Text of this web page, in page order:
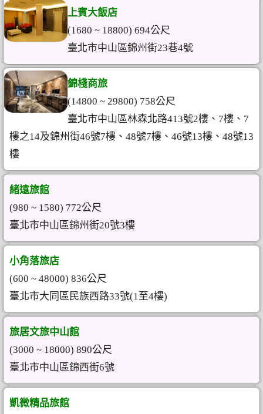
上賓大飯店
(1680 ~ 18800) 694公尺
臺北市中山區錦州街23巷4號
錦棧商旅
(14800 ~ 29800) 758公尺
臺北市中山區林森北路413號2樓、7樓、7
樓之14及錦州街46號7樓、48號7樓、46號13樓、48號13
樓
緒遠旅館
(980 ~ 1580) 772公尺
臺北市中山區錦州街20號3樓
小角落旅店
(600 ~ 48000) 836公尺
臺北市大同區民族西路33號(1至4樓)
旅居文旅中山館
(3000 ~ 18000) 890公尺
臺北市中山區錦西街6號
凱微精品旅館